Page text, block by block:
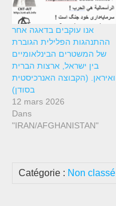
האנרכיסטיות ובמשרדים
בניו-יורק, והגעתי ליצירה
הנוכחית שנמצאה על מדפיה
המאובקים…
אנו עוקבים בדאגה אחר
ההתנהגות הפלילית הגוברת
של המשטרים הבינלאומיים
בין ישראל, ארצות הברית
ואיראן. (הקבוצה האנרכיסטית
בסודן)
12 mars 2026
Dans
"IRAN/AFGHANISTAN"
Catégorie : Non classé